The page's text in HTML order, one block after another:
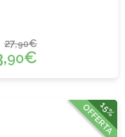
27,90€
90€
15%
OFFERTA